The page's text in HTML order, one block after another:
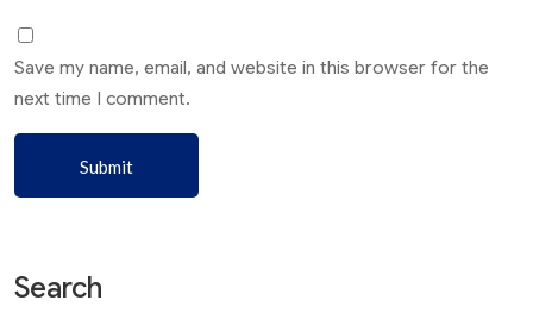
Search
Save my name, email, and website in this browser for the
next time I comment.
Submit